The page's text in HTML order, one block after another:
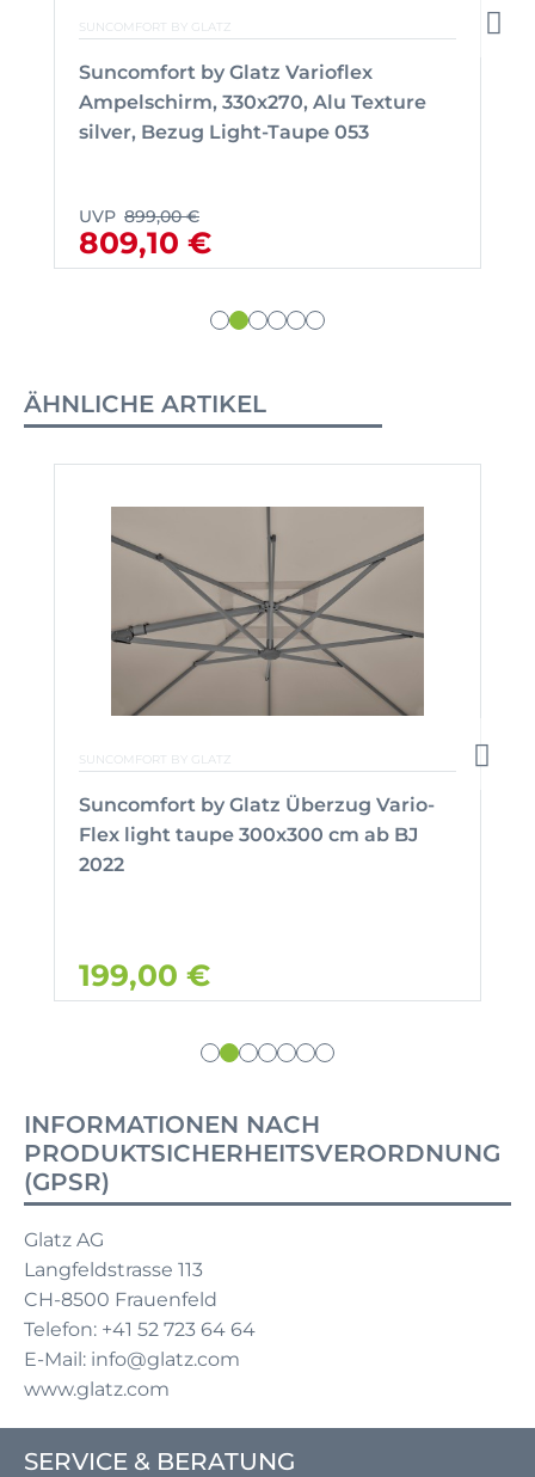
SUNCOMFORT BY GLATZ
Suncomfort by Glatz Varioflex
Ampelschirm, 330x270, Alu Texture
silver, Bezug Light-Taupe 053
UVP 899,00 €
809,10 €
ÄHNLICHE ARTIKEL
SUNCOMFORT BY GLATZ
Suncomfort by Glatz Überzug Vario-
Flex light taupe 300x300 cm ab BJ
2022
199,00 €
INFORMATIONEN NACH
PRODUKTSICHERHEITSVERORDNUNG
(GPSR)
Glatz AG
Langfeldstrasse 113
CH-8500 Frauenfeld
Telefon: +41 52 723 64 64
E-Mail: info@glatz.com
www.glatz.com
SERVICE & BERATUNG